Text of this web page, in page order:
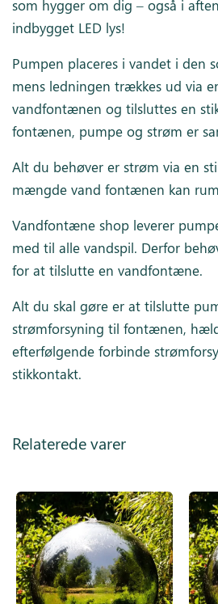
som hygger om dig – også i
indbygget LED lys!
Pumpen placeres i vandet i den
mens ledningen trækkes ud via
vandfontænen og tilsluttes en
fontænen, pumpe og strøm er
Alt du behøver er strøm via en
mængde vand fontænen kan
Vandfontæne shop leverer
med til alle vandspil. Derfor
for at tilslutte en vandfontæne.
Alt du skal gøre er at tilslutte
strømforsyning til fontænen,
efterfølgende forbinde
stikkontakt.
Relaterede varer